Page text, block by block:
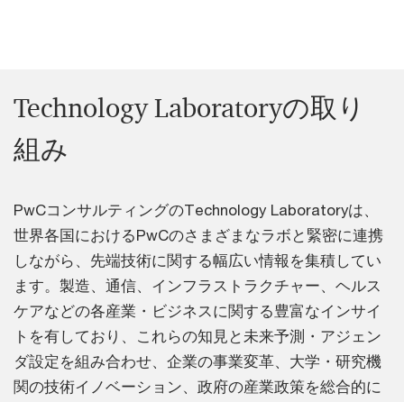
Technology Laboratoryの取り
組み
PwCコンサルティングのTechnology Laboratoryは、
世界各国におけるPwCのさまざまなラボと緊密に連携
しながら、先端技術に関する幅広い情報を集積してい
ます。製造、通信、インフラストラクチャー、ヘルス
ケアなどの各産業・ビジネスに関する豊富なインサイ
トを有しており、これらの知見と未来予測・アジェン
ダ設定を組み合わせ、企業の事業変革、大学・研究機
関の技術イノベーション、政府の産業政策を総合的に